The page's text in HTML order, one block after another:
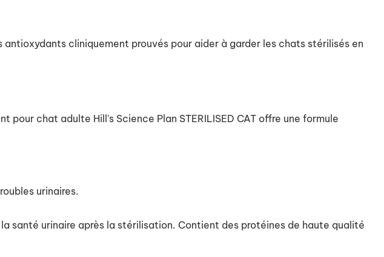
cliniquement prouvés pour aider à garder les chats stérilisés en
chat adulte Hill's Science Plan STERILISED CAT offre une formule
urinaires.
santé urinaire après la stérilisation. Contient des protéines de haute qualité